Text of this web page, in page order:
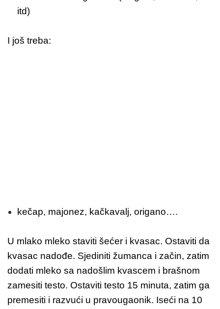
itd)
I još treba:
kečap, majonez, kačkavalj, origano….
U mlako mleko staviti šećer i kvasac. Ostaviti da
kvasac nadođe. Sjediniti žumanca i začin, zatim
dodati mleko sa nadošlim kvascem i brašnom
zamesiti testo. Ostaviti testo 15 minuta, zatim ga
premesiti i razvući u pravougaonik. Iseći na 10